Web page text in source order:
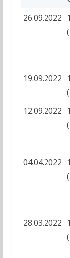
26.09.2022
19.09.2022
12.09.2022
04.04.2022
28.03.2022